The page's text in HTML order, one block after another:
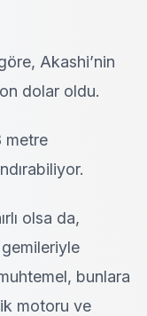
Akashi’nin
dolar oldu.
metre
olsa da,
bunlara
motoru ve